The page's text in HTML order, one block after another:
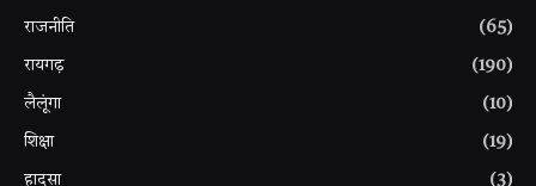
राजनीति (65)
रायगढ़ (190)
लैलूंगा (10)
शिक्षा (19)
हादसा (3)